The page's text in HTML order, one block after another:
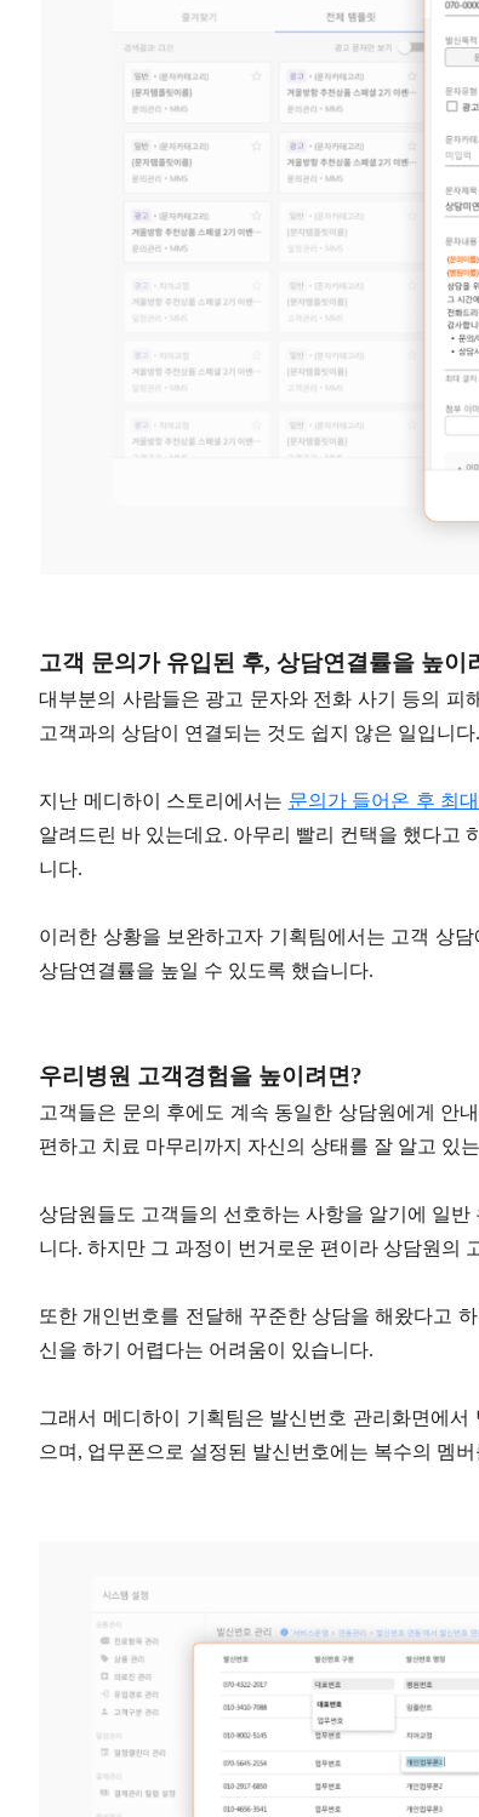
고객 문의가 유입된 후, 상담연결률을 높이
대부분의 사람들은 광고 문자와 전화 사기 등의 피
고객과의 상담이 연결되는 것도 쉽지 않은 일입니다.
지난 메디하이 스토리에서는 문의가 들어온 후 최
알려드린 바 있는데요. 아무리 빨리 컨택을 했다고
니다.
이러한 상황을 보완하고자 기획팀에서는 고객 상
상담연결률을 높일 수 있도록 했습니다.
우리병원 고객경험을 높이려면?
고객들은 문의 후에도 계속 동일한 상담원에게 안
편하고 치료 마무리까지 자신의 상태를 잘 알고 있
상담원들도 고객들의 선호하는 사항을 알기에 일
니다. 하지만 그 과정이 번거로운 편이라 상담원의
또한 개인번호를 전달해 꾸준한 상담을 해왔다고
신을 하기 어렵다는 어려움이 있습니다.
그래서 메디하이 기획팀은 발신번호 관리화면에
으며, 업무폰으로 설정된 발신번호에는 복수의 멤